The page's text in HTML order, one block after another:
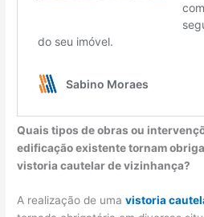
Quais tipos de obras ou
edificação existente tornam
vistoria cautelar de vizinhança?
A realização de umavistoria